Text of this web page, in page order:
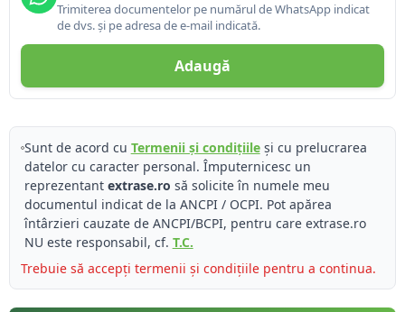
Trimiterea documentelor pe numărul de WhatsApp indicat
de dvs. și pe adresa de e-mail indicată.
Adaugă
Sunt de acord cu Termenii și condițiileși cu prelucrarea
datelor cu caracter personal. Împuternicesc un
reprezentant extrase.ro să solicite în numele meu
documentul indicat de la ANCPI / OCPI. Pot apărea
întârzieri cauzate de ANCPI/BCPI, pentru care extrase.ro
NU este responsabil, cf. T.C.
Trebuie să accepți termenii și condițiile pentru a continua.